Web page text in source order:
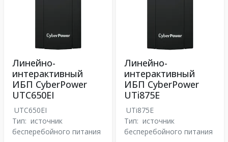
Линейно-
интерактивный
ИБП CyberPower
UTC650EI
UTC650EI
Тип: источник
бесперебойного питания
Линейно-
интерактивный
ИБП CyberPower
UTi875E
UTi875E
Тип: источник
бесперебойного питания